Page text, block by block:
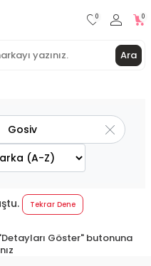
Ara
0 0
Tekrar Dene
Göster" butonuna